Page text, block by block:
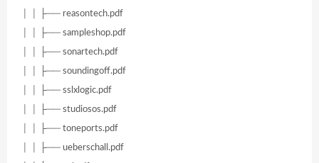
│ │ ├── reasontech.pdf
│ │ ├── sampleshop.pdf
│ │ ├── sonartech.pdf
│ │ ├── soundingoff.pdf
│ │ ├── sslxlogic.pdf
│ │ ├── studiosos.pdf
│ │ ├── toneports.pdf
│ │ ├── ueberschall.pdf